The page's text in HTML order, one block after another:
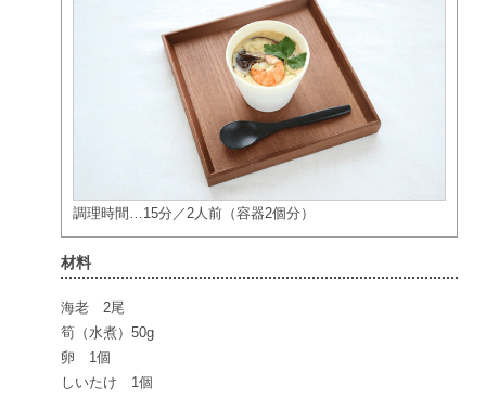
調理時間…15分／2人前（容器2個分）
材料
海老 2尾
筍（水煮）50g
卵 1個
しいたけ 1個